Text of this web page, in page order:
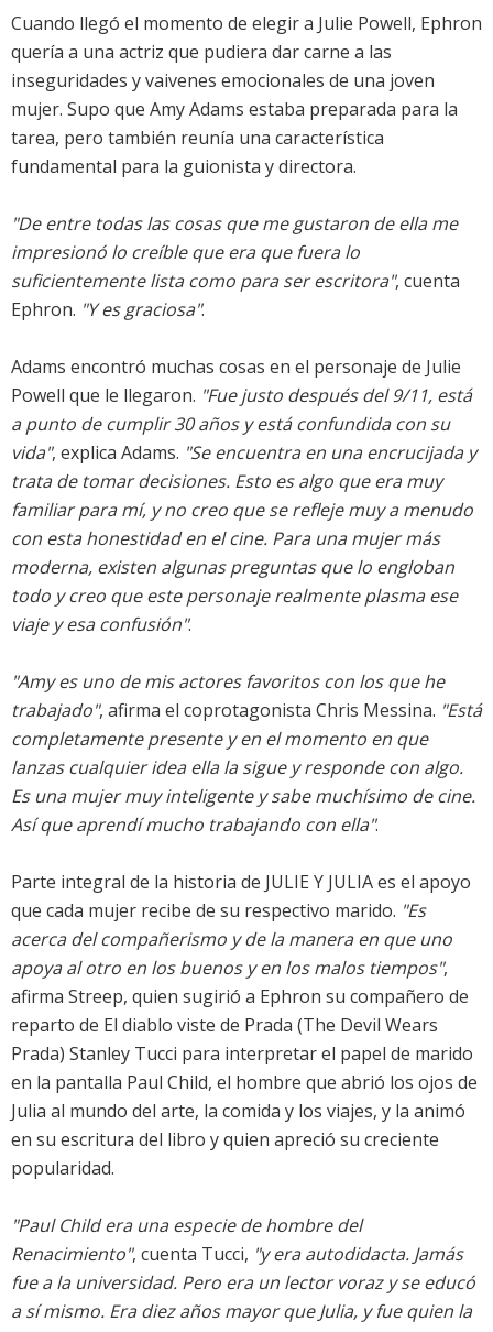
Cuando llegó el momento de elegir a Julie Powell, Ephron
quería a una actriz que pudiera dar carne a las
inseguridades y vaivenes emocionales de una joven
mujer. Supo que Amy Adams estaba preparada para la
tarea, pero también reunía una característica
fundamental para la guionista y directora.
"De entre todas las cosas que me gustaron de ella me
impresionó lo creíble que era que fuera lo
suficientemente lista como para ser escritora", cuenta
Ephron. "Y es graciosa".
Adams encontró muchas cosas en el personaje de Julie
Powell que le llegaron. "Fue justo después del 9/11, está
a punto de cumplir 30 años y está confundida con su
vida", explica Adams. "Se encuentra en una encrucijada y
trata de tomar decisiones. Esto es algo que era muy
familiar para mí, y no creo que se refleje muy a menudo
con esta honestidad en el cine. Para una mujer más
moderna, existen algunas preguntas que lo engloban
todo y creo que este personaje realmente plasma ese
viaje y esa confusión".
"Amy es uno de mis actores favoritos con los que he
trabajado", afirma el coprotagonista Chris Messina. "Está
completamente presente y en el momento en que
lanzas cualquier idea ella la sigue y responde con algo.
Es una mujer muy inteligente y sabe muchísimo de cine.
Así que aprendí mucho trabajando con ella".
Parte integral de la historia de JULIE Y JULIA es el apoyo
que cada mujer recibe de su respectivo marido. "Es
acerca del compañerismo y de la manera en que uno
apoya al otro en los buenos y en los malos tiempos",
afirma Streep, quien sugirió a Ephron su compañero de
reparto de El diablo viste de Prada (The Devil Wears
Prada) Stanley Tucci para interpretar el papel de marido
en la pantalla Paul Child, el hombre que abrió los ojos de
Julia al mundo del arte, la comida y los viajes, y la animó
en su escritura del libro y quien apreció su creciente
popularidad.
"Paul Child era una especie de hombre del
Renacimiento", cuenta Tucci, "y era autodidacta. Jamás
fue a la universidad. Pero era un lector voraz y se educó
a sí mismo. Era diez años mayor que Julia, y fue quien la